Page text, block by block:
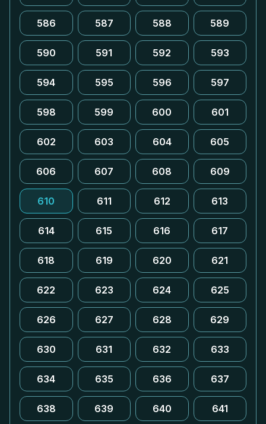
586 587 588 589
590 591 592 593
594 595 596 597
598 599 600 601
602 603 604 605
606 607 608 609
610 611 612 613
614 615 616 617
618 619 620 621
622 623 624 625
626 627 628 629
630 631 632 633
634 635 636 637
638 639 640 641